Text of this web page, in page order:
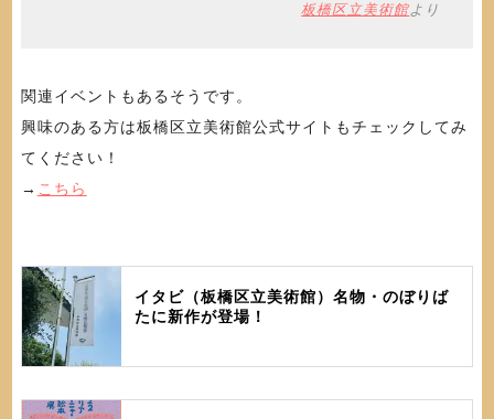
板橋区立美術館より
関連イベントもあるそうです。
興味のある方は板橋区立美術館公式サイトもチェックしてみ
てください！
→ こちら
イタビ（板橋区立美術館）名物・のぼりば
たに新作が登場！